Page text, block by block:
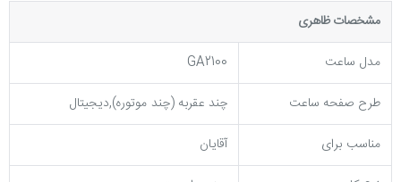
مشخصات ظاهری
مدل ساعت
GA2100
طرح صفحه ساعت
چند عقربه (چند موتوره),دیجیتال
مناسب برای
آقایان